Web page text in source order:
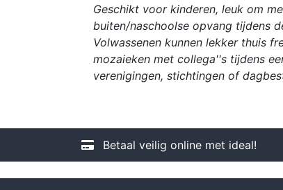
Geschikt voor kinderen, leuk om
buiten/naschoolse opvang tijdens
Volwassenen kunnen lekker thuis
mozaieken met collega''s tijdens
verenigingen, stichtingen of
Betaal veilig online met ideal!